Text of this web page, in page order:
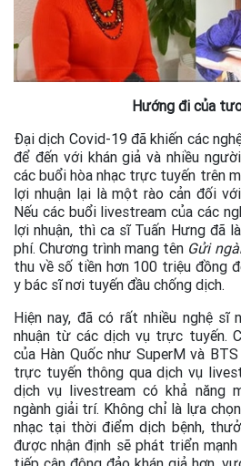
Hướng đi của
Đại dịch Covid-19 đã khiến các
để đến với khán giả và nhiều
các buổi hòa nhạc trực tuyến trên
lợi nhuận lại là một rào cản đối
Nếu các buổi livestream của các
lợi nhuận, thì ca sĩ Tuấn Hưng đã
phí. Chương trình mang tên Gửi
thu về số tiền hơn 100 triệu đồng
y bác sĩ nơi tuyến đầu chống dịch.
Hiện nay, đã có rất nhiều nghệ
nhuận từ các dịch vụ trực tuyến.
của Hàn Quốc như SuperM và
trực tuyến thông qua dịch vụ
dịch vụ livestream có khả năng
ngành giải trí. Không chỉ là lựa
nhạc tại thời điểm dịch bệnh,
được nhận định sẽ phát triển